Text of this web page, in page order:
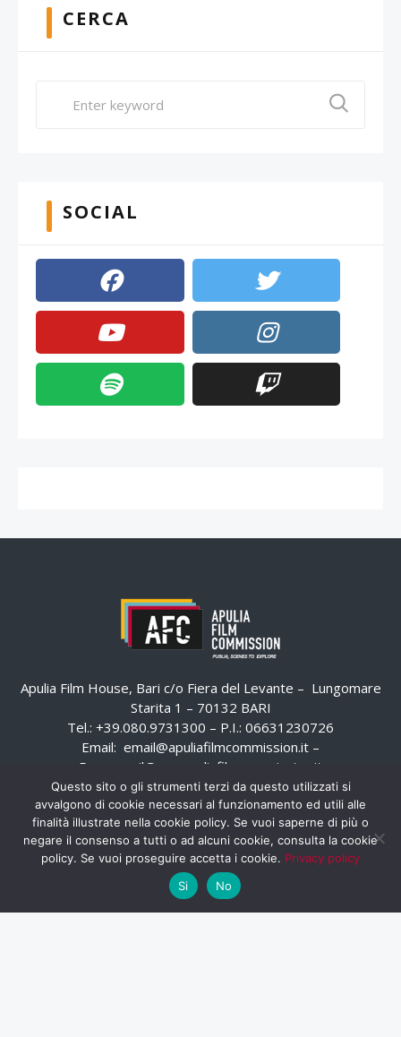
CERCA
SOCIAL
Apulia Film House, Bari c/o Fiera del Levante – Lungomare
Starita 1 – 70132 BARI
Tel.: +39.080.9731300 – P.I.: 06631230726
Email: email@apuliafilmcommission.it –
Pec:
email@pec.apuliafilmcommission.it
Questo sito o gli strumenti terzi da questo utilizzati si
avvalgono di cookie necessari al funzionamento ed utili alle
finalità illustrate nella cookie policy. Se vuoi saperne di più o
negare il consenso a tutti o ad alcuni cookie, consulta la cookie
policy. Se vuoi proseguire accetta i cookie. Privacy policy
Si
No